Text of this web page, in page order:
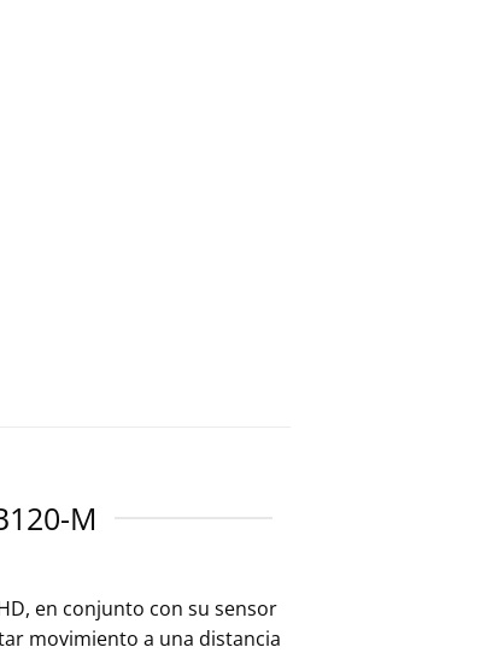
M
en conjunto con su sensor
movimiento a una distancia